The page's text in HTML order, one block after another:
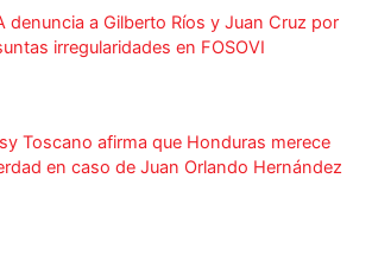
denuncia a Gilberto Ríos y Juan Cruz por
irregularidades en FOSOVI
Toscano afirma que Honduras merece
en caso de Juan Orlando Hernández